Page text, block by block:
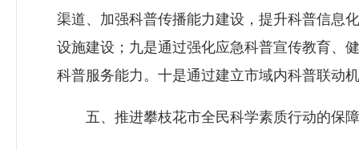
渠道、加强科普传播能力建设，提升科普信息
设施建设；九是通过强化应急科普宣传教育、
科普服务能力。十是通过建立市域内科普联动
五、推进攀枝花市全民科学素质行动的保